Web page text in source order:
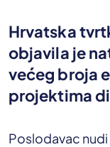
Hrvatska
objavila je
većeg broja
projektima
Poslodavac